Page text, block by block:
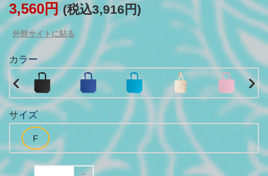
3,560円(税込3,916円)
外部サイトに貼る
カラー
サイズ